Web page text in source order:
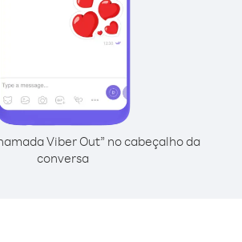
Viber Out” no cabeçalho da
conversa